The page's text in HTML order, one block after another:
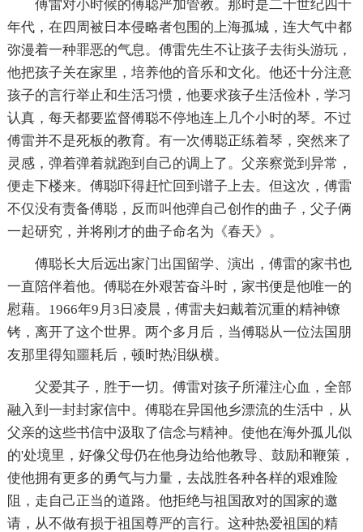
傅雷对小时候的傅聪严加管教。那时是二十世纪四十
年代，在四周被日本侵略者包围的上海孤城，连大气中都
弥漫着一种罪恶的气息。傅雷先生不让孩子去街头游玩，
他把孩子关在家里，培养他的音乐和文化。他还十分注意
孩子的言行举止和生活习惯，他要求孩子生活俭朴，学习
认真，每天都要监督傅聪不停地连上几个小时的琴。不过
傅雷并不是死板的教育。有一次傅聪正练着琴，突然来了
灵感，弹着弹着就跑到自己的调上了。父亲察觉到异常，
便走下楼来。傅聪吓得赶忙回到谱子上去。但这次，傅雷
不仅没有责备傅聪，反而叫他弹自己创作的曲子，父子俩
一起研究，并将刚才的曲子命名为《春天》。
傅聪长大后远出家门出国留学、演出，傅雷的家书也
一直陪伴着他。傅聪在外艰苦奋斗时，家书便是他唯一的
慰藉。1966年9月3日凌晨，傅雷夫妇戴着沉重的精神镣
铐，离开了这个世界。两个多月后，当傅聪从一位法国朋
友那里得知噩耗后，顿时热泪纵横。
父爱其子，胜于一切。傅雷对孩子所灌注心血，全部
融入到一封封家信中。傅聪在异国他乡漂流的生活中，从
父亲的这些书信中汲取了信念与精神。使他在海外孤儿似
的'处境里，好像父母仍在他身边给他教导、鼓励和鞭策，
使他拥有更多的勇气与力量，去战胜各种各样的艰难险
阻，走自己正当的道路。他拒绝与祖国敌对的国家的邀
请，从不做有损于祖国尊严的言行。这种热爱祖国的精